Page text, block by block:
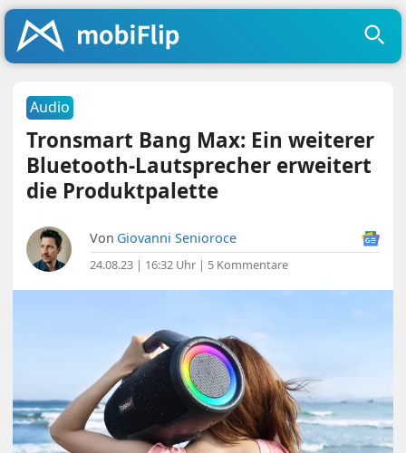
Audio
Tronsmart Bang Max: Ein weiterer
Bluetooth-Lautsprecher erweitert
die Produktpalette
Von Giovanni Senioroce
24.08.23 | 16:32 Uhr | 5 Kommentare